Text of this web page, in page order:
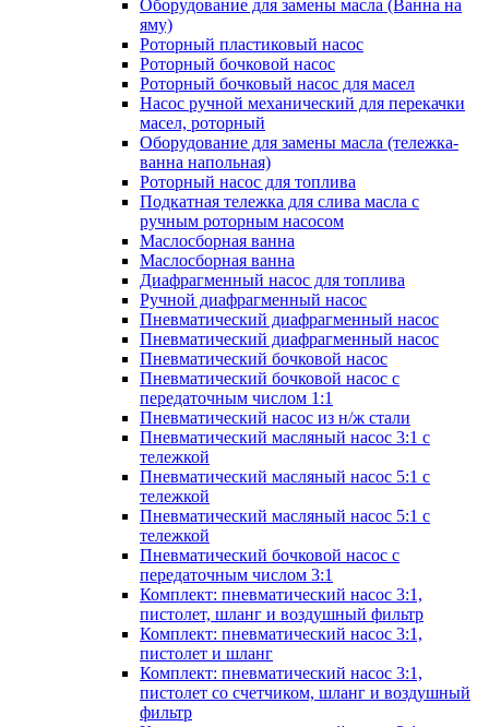
Оборудование для замены масла (Ванна на
яму)
Роторный пластиковый насос
Роторный бочковой насос
Роторный бочковый насос для масел
Насос ручной механический для перекачки
масел, роторный
Оборудование для замены масла (тележка-
ванна напольная)
Роторный насос для топлива
Подкатная тележка для слива масла с
ручным роторным насосом
Маслосборная ванна
Маслосборная ванна
Диафрагменный насос для топлива
Ручной диафрагменный насос
Пневматический диафрагменный насос
Пневматический диафрагменный насос
Пневматический бочковой насос
Пневматический бочковой насос с
передаточным числом 1:1
Пневматический насос из н/ж стали
Пневматический масляный насос 3:1 с
тележкой
Пневматический масляный насос 5:1 с
тележкой
Пневматический масляный насос 5:1 с
тележкой
Пневматический бочковой насос с
передаточным числом 3:1
Комплект: пневматический насос 3:1,
пистолет, шланг и воздушный фильтр
Комплект: пневматический насос 3:1,
пистолет и шланг
Комплект: пневматический насос 3:1,
пистолет со счетчиком, шланг и воздушный
фильтр